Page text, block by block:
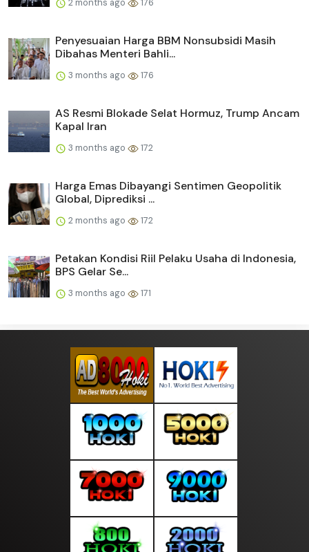
Penyesuaian Harga BBM Nonsubsidi Masih
Dibahas Menteri Bahli...
3 months ago 176
AS Resmi Blokade Selat Hormuz, Trump Ancam
Kapal Iran
3 months ago 172
Harga Emas Dibayangi Sentimen Geopolitik
Global, Diprediksi ...
2 months ago 172
Petakan Kondisi Riil Pelaku Usaha di Indonesia,
BPS Gelar Se...
3 months ago 171